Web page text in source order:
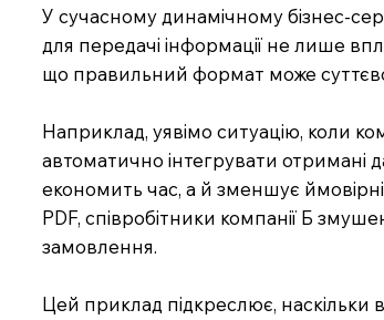
У сучасному динамічному бізнес-
для передачі інформації не лише
що правильний формат може
Наприклад, уявімо ситуацію, коли
автоматично інтегрувати отримані
економить час, а й зменшує
PDF, співробітники компанії Б
замовлення.
Цей приклад підкреслює, наскільки